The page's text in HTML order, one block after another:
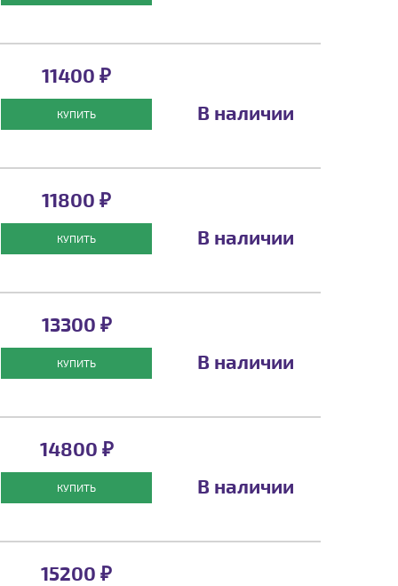
11400 ₽
КУПИТЬ В наличии
11800 ₽
КУПИТЬ В наличии
13300 ₽
КУПИТЬ В наличии
14800 ₽
КУПИТЬ В наличии
15200 ₽